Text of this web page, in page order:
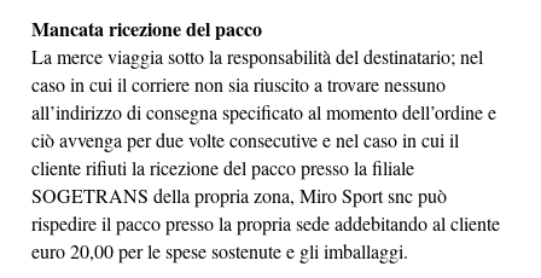
Mancata ricezione del pacco
La merce viaggia sotto la responsabilità del destinatario; nel
caso in cui il corriere non sia riuscito a trovare nessuno
all’indirizzo di consegna specificato al momento dell’ordine e
ciò avvenga per due volte consecutive e nel caso in cui il
cliente rifiuti la ricezione del pacco presso la filiale
SOGETRANS della propria zona,Miro Sport snc può
rispedire il pacco presso la propria sede addebitando al cliente
euro 20,00 per le spese sostenute e gli imballaggi.